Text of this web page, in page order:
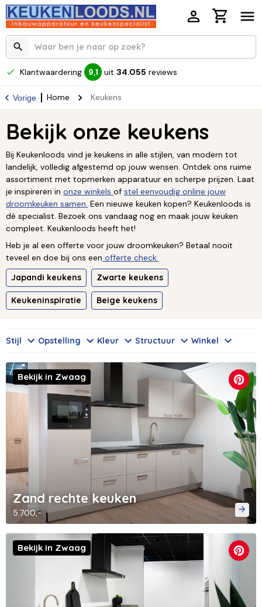
Klantwaardering 9,1 uit 34.055 reviews
Vorige Home Keukens
Bekijk onze keukens
Bij Keukenloods vind je keukens in alle stijlen, van modern tot
landelijk, volledig afgestemd op jouw wensen. Ontdek ons ruime
assortiment met topmerken apparatuur en scherpe prijzen. Laat
je inspireren in onze winkels of stel eenvoudig online jouw
droomkeuken samen. Een nieuwe keuken kopen? Keukenloods is
dé specialist. Bezoek ons vandaag nog en maak jouw keuken
compleet. Keukenloods heeft het!
Heb je al een offerte voor jouw droomkeuken? Betaal nooit
teveel en doe bij ons een offerte check.
Japandi keukens
Zwarte keukens
Keukeninspiratie Beige keukens
Stijl Opstelling Kleur Structuur Winkel
Zand rechte keuken
5.700,-
Bekijk in Zwaag
Bekijk in Zwaag